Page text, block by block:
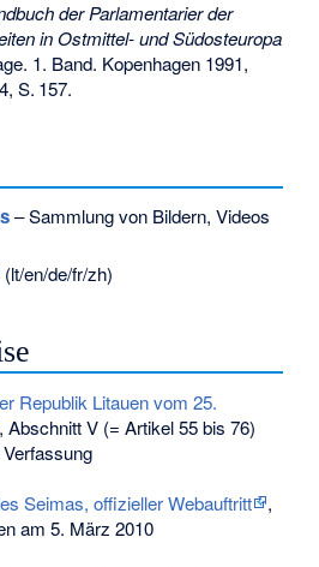
der Parlamentarier der
in Ostmittel- und Südosteuropa
1. Band. Kopenhagen 1991,
, S. 157.
– Sammlung von Bildern, Videos
(lt/en/de/fr/zh)
Republik Litauen vom 25.
, Abschnitt V (= Artikel 55 bis 76)
Seimas, offizieller Webauftritt
,
am 5. März 2010